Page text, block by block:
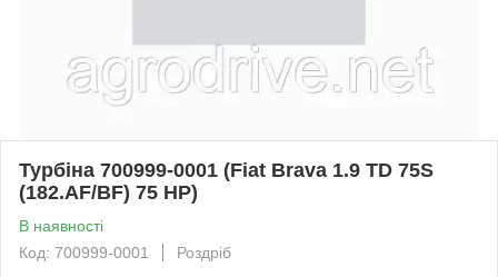
Турбіна 700999-0001 (Fiat Brava 1.9 TD 75S
(182.AF/BF) 75 HP)
В наявності
Код: 700999-0001
Роздріб